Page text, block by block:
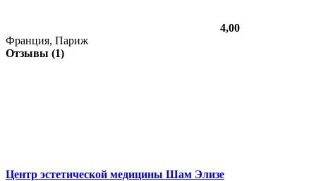
4,00
Франция, Париж
Отзывы (1)
Центр эстетической медицины Шам Элизе